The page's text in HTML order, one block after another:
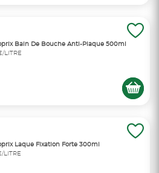
Bain De Bouche Anti-Plaque 500ml
LITRE
Laque Fixation Forte 300ml
LITRE